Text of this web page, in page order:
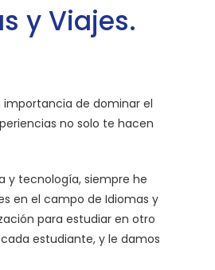
y Viajes.
de dominar el
no solo te hacen
y tecnología, siempre he
en el campo de Idiomas y
para estudiar en otro
estudiante, y le damos